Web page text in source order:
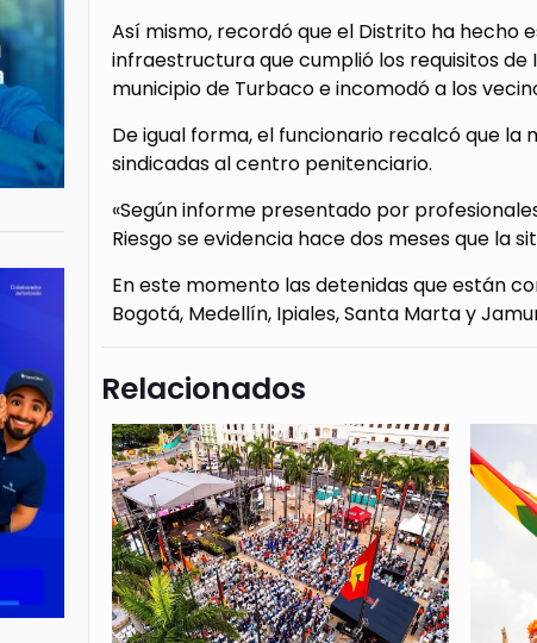
Así mismo, recordó que el Distrito ha hecho
infraestructura que cumplió los requisitos
municipio de Turbaco e incomodó a los
De igual forma, el funcionario recalcó que la
sindicadas al centro penitenciario.
«Según informe presentado por
Riesgo se evidencia hace dos meses que la
En este momento las detenidas que están
Bogotá, Medellín, Ipiales, Santa Marta y
Relacionados